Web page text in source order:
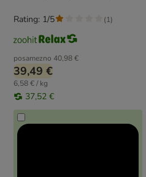
posamezno 40,98 €
39,49 €
6,58 € / kg
37,52 €
Rating: 1/5 (1)